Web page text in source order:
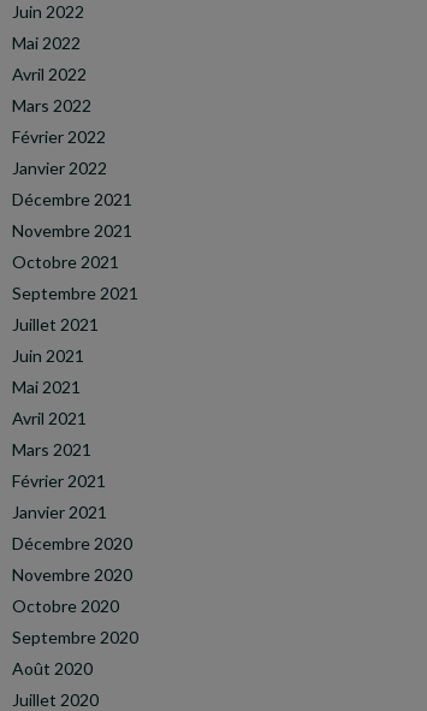
Juin 2022
Mai 2022
Avril 2022
Mars 2022
Février 2022
Janvier 2022
Décembre 2021
Novembre 2021
Octobre 2021
Septembre 2021
Juillet 2021
Juin 2021
Mai 2021
Avril 2021
Mars 2021
Février 2021
Janvier 2021
Décembre 2020
Novembre 2020
Octobre 2020
Septembre 2020
Août 2020
Juillet 2020